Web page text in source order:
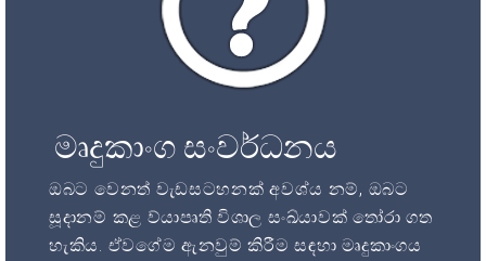
මෘදුකාංග සංවර්ධනය
ඔබට වෙනත් වැඩසටහනක් අවශ්ය නම්, ඔබට
සූදානම් කළ ව්යාපෘති විශාල සංඛ්යාවක් තෝරා ගත
හැකිය. ඒවගේම ඇනවුම් කිරීම සඳහා මෘදුකාංගය